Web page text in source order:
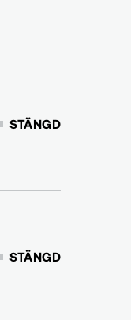
STÄNGD
STÄNGD